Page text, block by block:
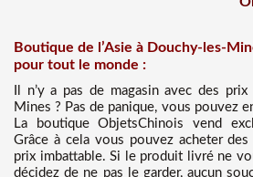
Boutique de l’Asie à Douchy-les-
pour tout le monde :
Il n’y a pas de magasin avec des
Mines ? Pas de panique, vous pouvez
La boutique ObjetsChinois vend
Grâce à cela vous pouvez acheter des
prix imbattable. Si le produit livré ne
décidez de ne pas le garder, aucun